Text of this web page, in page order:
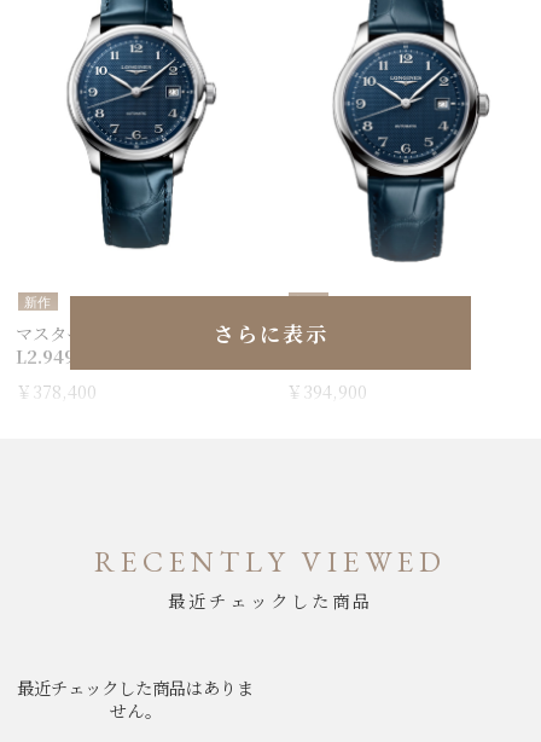
新作
マスターコレクション
L2.949.4.93.2
￥378,400
マスターコレクション
￥394,900
さらに表示
RECENTLY VIEWED
最近チェックした商品
最近チェックした商品はありま
せん。